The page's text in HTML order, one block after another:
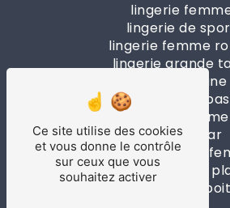
lingerie
lingerie de
lingerie femme
lingerie grande
forte poitrine
collants & bas
boxer homme
beach wear
maillot de bain
vêtements de
lingerie petite
Ce site utilise des cookies
et vous donne le contrôle
sur ceux que vous
souhaitez activer